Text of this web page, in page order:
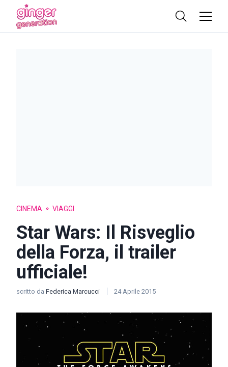
CINEMA VIAGGI
Star Wars: Il Risveglio
della Forza, il trailer
ufficiale!
scritto da Federica Marcucci 24 Aprile 2015